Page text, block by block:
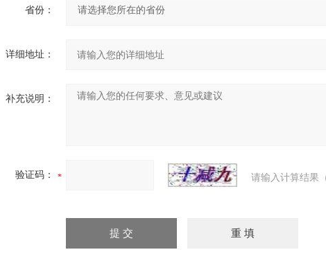
省份：
详细地址：
补充说明：
验证码： 请输入计算结果